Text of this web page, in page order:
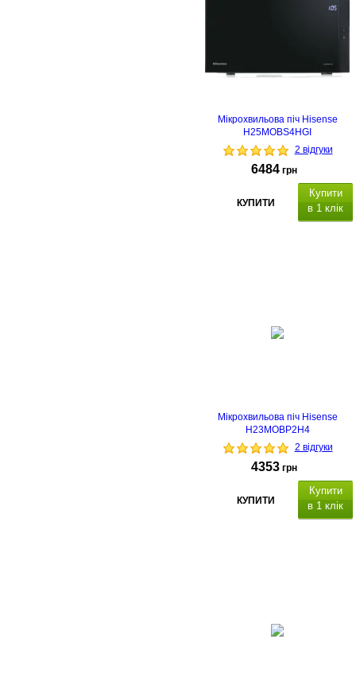
Мікрохвильова піч Hisense
H25MOBS4HGI
2 відгуки
6484 грн
КУПИТИ
Купити
в 1 клік
Мікрохвильова піч Hisense
H23MOBP2H4
2 відгуки
4353 грн
КУПИТИ
Купити
в 1 клік